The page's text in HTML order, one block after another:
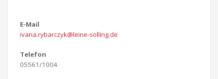
E-Mail
ivana.rybarczyk@leine-solling.de
Telefon
05561/1004